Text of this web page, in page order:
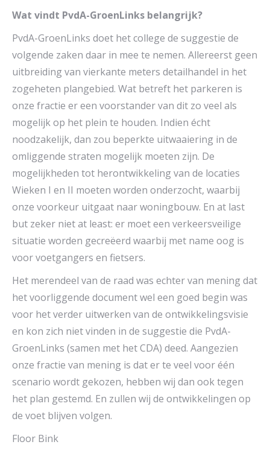
Wat vindt PvdA-GroenLinks belangrijk?
PvdA-GroenLinks doet het college de suggestie de
volgende zaken daar in mee te nemen. Allereerst geen
uitbreiding van vierkante meters detailhandel in het
zogeheten plangebied. Wat betreft het parkeren is
onze fractie er een voorstander van dit zo veel als
mogelijk op het plein te houden. Indien écht
noodzakelijk, dan zou beperkte uitwaaiering in de
omliggende straten mogelijk moeten zijn. De
mogelijkheden tot herontwikkeling van de locaties
Wieken I en II moeten worden onderzocht, waarbij
onze voorkeur uitgaat naar woningbouw. En at last
but zeker niet at least: er moet een verkeersveilige
situatie worden gecreëerd waarbij met name oog is
voor voetgangers en fietsers.
Het merendeel van de raad was echter van mening dat
het voorliggende document wel een goed begin was
voor het verder uitwerken van de ontwikkelingsvisie
en kon zich niet vinden in de suggestie die PvdA-
GroenLinks (samen met het CDA) deed. Aangezien
onze fractie van mening is dat er te veel voor één
scenario wordt gekozen, hebben wij dan ook tegen
het plan gestemd. En zullen wij de ontwikkelingen op
de voet blijven volgen.
Floor Bink